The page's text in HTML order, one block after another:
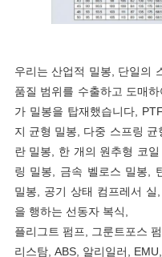
우리는 산업적 밀봉, 단일의
품질 범위를 수출하고 도매
가 밀봉을 탑재했습니다,
지 균형 밀봉, 다중 스프링
란 밀봉, 한 개의 원추형 코
링 밀봉, 금속 벨로스 밀봉,
밀봉, 공기 상태 컴프레서
을 행하는 선동자 복식,
플리그트 펌프, 그룬트포스
리스탐, ABS, 알리일러,